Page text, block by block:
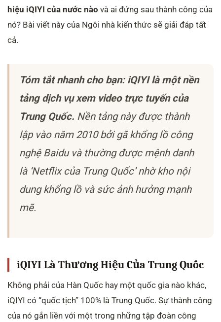
hiệu iQIYI của nước nào và ai đứng sau thành công của
nó? Bài viết này của Ngôi nhà kiến thức sẽ giải đáp tất
cả.
Tóm tắt nhanh cho bạn: iQIYI là một nền
tảng dịch vụ xem video trực tuyến của
Trung Quốc. Nền tảng này được thành
lập vào năm 2010 bởi gã khổng lồ công
nghệ Baidu và thường được mệnh danh
là ‘Netflix của Trung Quốc’ nhờ kho nội
dung khổng lồ và sức ảnh hưởng mạnh
mẽ.
iQIYI Là Thương Hiệu Của Trung Quốc
Không phải của Hàn Quốc hay một quốc gia nào khác,
iQIYI có “quốc tịch” 100% là Trung Quốc. Sự thành công
của nó gắn liền với một trong những tập đoàn công